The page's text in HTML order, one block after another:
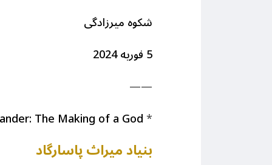
شکوه میرزادگی
5فوریه2024
——
*
The Making of a God
بنیاد میراث پاسارگاد